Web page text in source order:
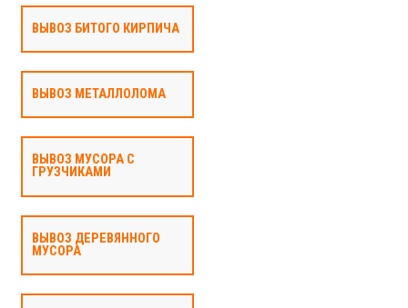
ВЫВОЗ БИТОГО КИРПИЧА
ВЫВОЗ МЕТАЛЛОЛОМА
ВЫВОЗ МУСОРА С
ГРУЗЧИКАМИ
ВЫВОЗ ДЕРЕВЯННОГО
МУСОРА